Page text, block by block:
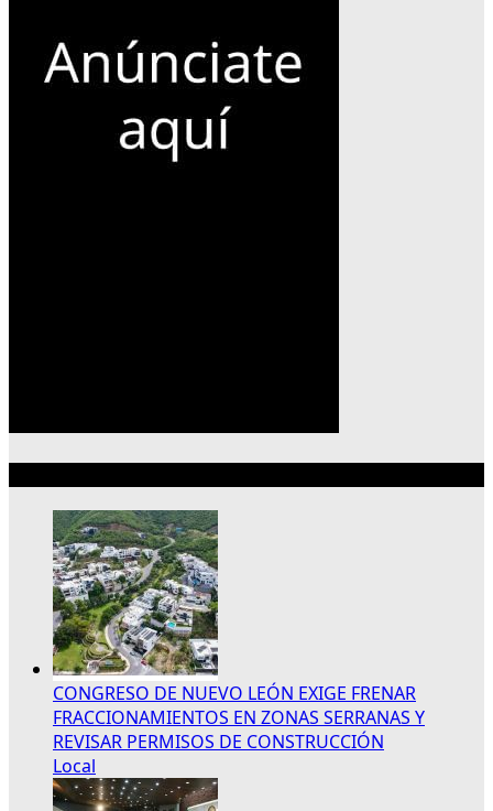
CONGRESO DE NUEVO LEÓN EXIGE FRENAR
FRACCIONAMIENTOS EN ZONAS SERRANAS Y
REVISAR PERMISOS DE CONSTRUCCIÓN
Local